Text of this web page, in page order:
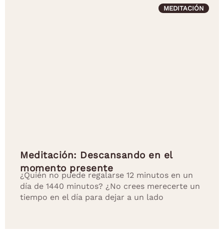
MEDITACIÓN
Meditación: Descansando en el
momento presente
¿Quién no puede regalarse 12 minutos en un
día de 1440 minutos? ¿No crees merecerte un
tiempo en el día para dejar a un lado